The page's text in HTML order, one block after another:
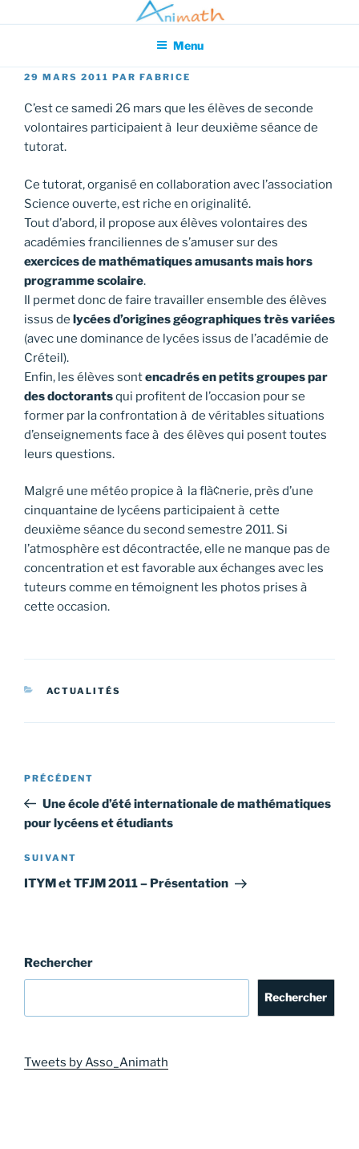
au
principal
Association pour l'Animation en Mathématiques
Menu
PUBLIÉ
29 MARS 2011 PAR FABRICE
C’est ce samedi 26 mars que les élèves de seconde
volontaires participaient à leur deuxième séance de
tutorat.
Ce tutorat, organisé en collaboration avec l’association
Science ouverte, est riche en originalité.
Tout d’abord, il propose aux élèves volontaires des
académies franciliennes de s’amuser sur des
exercices de mathématiques amusants mais hors
programme scolaire.
Il permet donc de faire travailler ensemble des élèves
issus de lycées d’origines géographiques très variées
(avec une dominance de lycées issus de l’académie de
Créteil).
Enfin, les élèves sontencadrés en petits groupes par
des doctorantsqui profitent de l’occasion pour se
former par la confrontation à de véritables situations
d’enseignements face à des élèves qui posent toutes
leurs questions.
Malgré une météo propice à la flà¢nerie, près d’une
cinquantaine de lycéens participaient à cette
deuxième séance du second semestre 2011. Si
l’atmosphère est décontractée, elle ne manque pas de
concentration et est favorable aux échanges avec les
tuteurs comme en témoignent les photos prises à
cette occasion.
CATÉGORIES
ACTUALITÉS
Navigation
l’article
Article
précédent
PRÉCÉDENT
Une école d’été internationale de mathématiques
pour lycéens et étudiants
Article
suivant
SUIVANT
ITYM et TFJM 2011 – Présentation
Rechercher
Rechercher
Tweets by Asso_Animath